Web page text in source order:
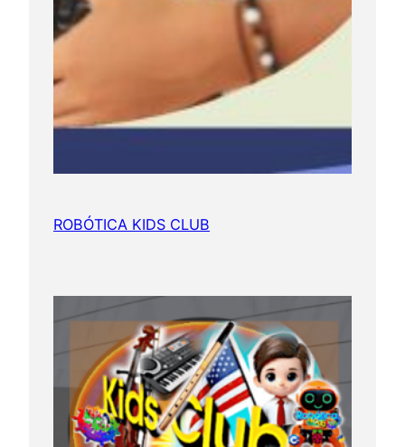
ROBÓTICA KIDS CLUB